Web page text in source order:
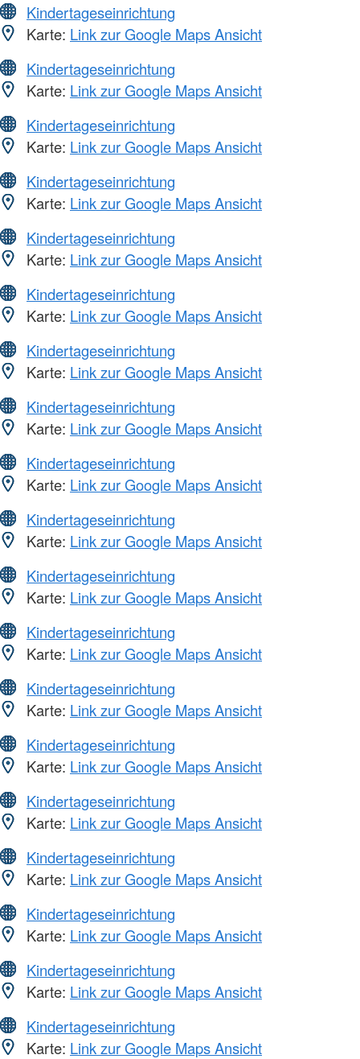
Kindertageseinrichtung
Karte: Link zur Google Maps Ansicht
Kindertageseinrichtung
Karte: Link zur Google Maps Ansicht
Kindertageseinrichtung
Karte: Link zur Google Maps Ansicht
Kindertageseinrichtung
Karte: Link zur Google Maps Ansicht
Kindertageseinrichtung
Karte: Link zur Google Maps Ansicht
Kindertageseinrichtung
Karte: Link zur Google Maps Ansicht
Kindertageseinrichtung
Karte: Link zur Google Maps Ansicht
Kindertageseinrichtung
Karte: Link zur Google Maps Ansicht
Kindertageseinrichtung
Karte: Link zur Google Maps Ansicht
Kindertageseinrichtung
Karte: Link zur Google Maps Ansicht
Kindertageseinrichtung
Karte: Link zur Google Maps Ansicht
Kindertageseinrichtung
Karte: Link zur Google Maps Ansicht
Kindertageseinrichtung
Karte: Link zur Google Maps Ansicht
Kindertageseinrichtung
Karte: Link zur Google Maps Ansicht
Kindertageseinrichtung
Karte: Link zur Google Maps Ansicht
Kindertageseinrichtung
Karte: Link zur Google Maps Ansicht
Kindertageseinrichtung
Karte: Link zur Google Maps Ansicht
Kindertageseinrichtung
Karte: Link zur Google Maps Ansicht
Kindertageseinrichtung
Karte: Link zur Google Maps Ansicht